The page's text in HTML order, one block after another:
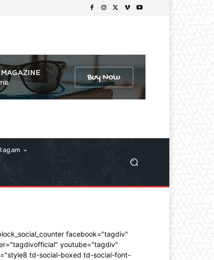
facebook="tagdiv"
youtube="tagdiv"
td-social-boxed td-social-font-